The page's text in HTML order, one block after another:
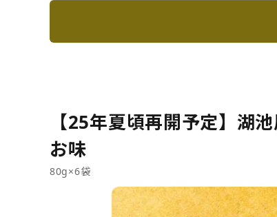
【25年夏頃再開予定】湖
お味
80g×6袋